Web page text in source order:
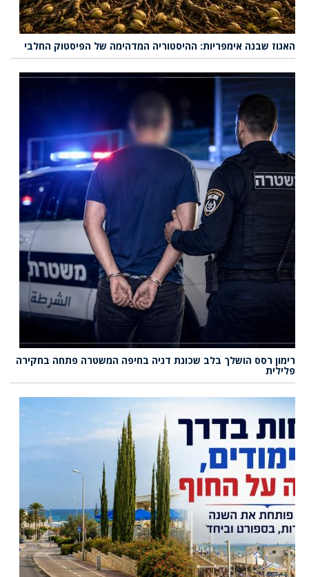
האגוז שבנה אימפריות: ההיסטוריה המדהימה של הפיסטוק החלבי
רימון רסס הושלך בלב שכונת דניה בחיפה המשטרה פתחה בחקירה
פלילית